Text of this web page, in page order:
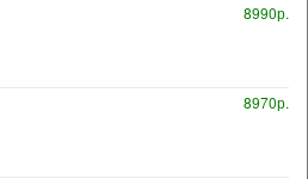
8990р.
8970р.